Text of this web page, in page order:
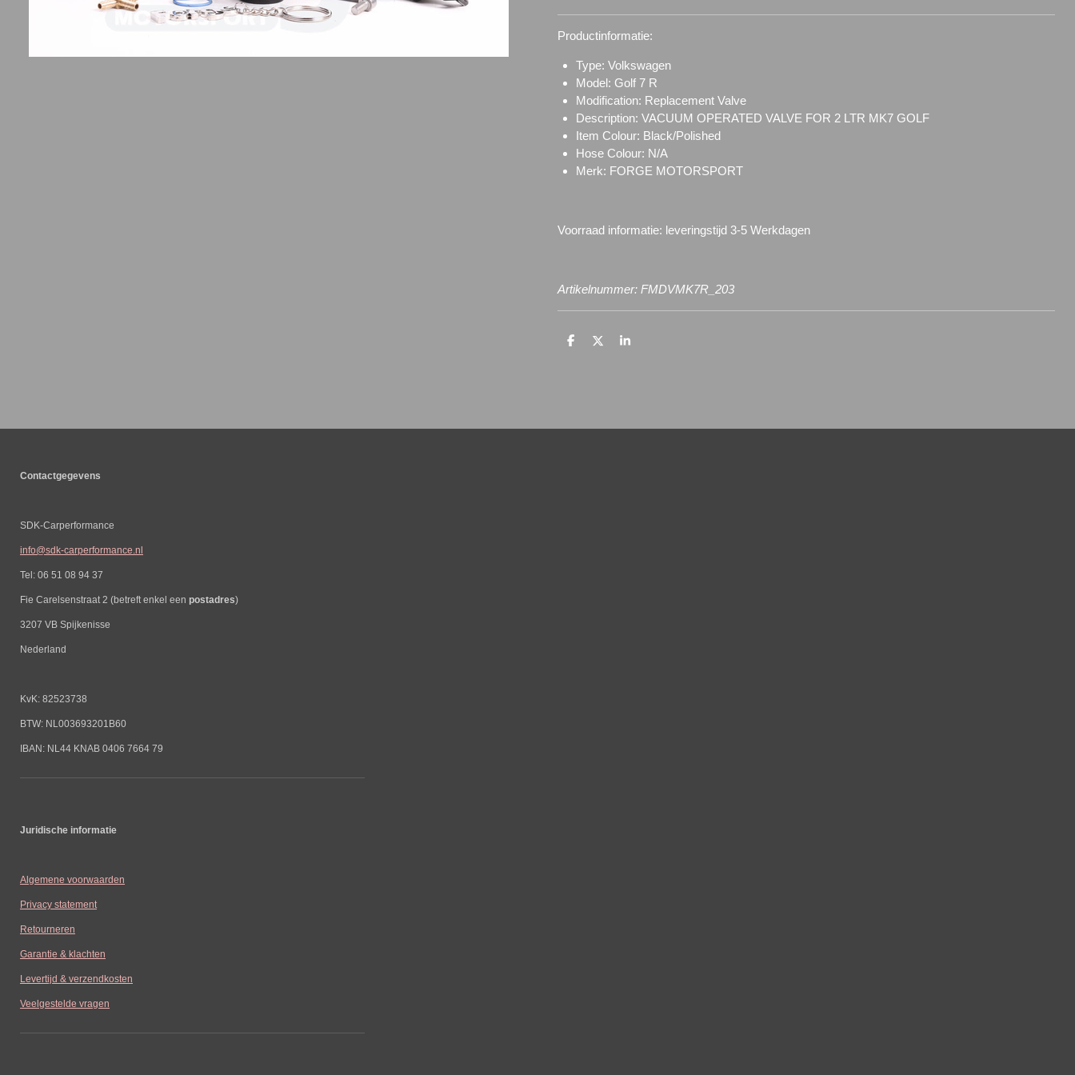
Productinformatie:
Type: Volkswagen
Model: Golf 7 R
Modification: Replacement Valve
Description: VACUUM OPERATED VALVE FOR 2 LTR MK7 GOLF
Item Colour: Black/Polished
Hose Colour: N/A
Merk: FORGE MOTORSPORT
Voorraad informatie: leveringstijd 3-5 Werkdagen
Artikelnummer: FMDVMK7R_203
D
D
S
Contactgegevens
SDK-Carperformance
info@sdk-carperformance.nl
Tel: 06 51 08 94 37
Fie Carelsenstraat 2 (betreft enkel een postadres)
3207 VB Spijkenisse
Nederland
KvK: 82523738
BTW: NL003693201B60
IBAN: NL44 KNAB 0406 7664 79
Juridische informatie
Algemene voorwaarden
Privacy statement
Retourneren
Garantie & klachten
Levertijd & verzendkosten
Veelgestelde vragen